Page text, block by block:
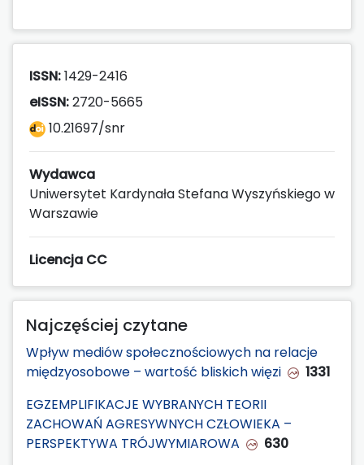
ISSN:1429-2416
eISSN:2720-5665
10.21697/snr
Wydawca
Uniwersytet Kardynała Stefana Wyszyńskiego w
Warszawie
Licencja CC
Najczęściej czytane
Wpływ mediów społecznościowych na relacje
międzyosobowe – wartość bliskich więzi
1331
EGZEMPLIFIKACJE WYBRANYCH TEORII
ZACHOWAŃ AGRESYWNYCH CZŁOWIEKA –
PERSPEKTYWA TRÓJWYMIAROWA
630